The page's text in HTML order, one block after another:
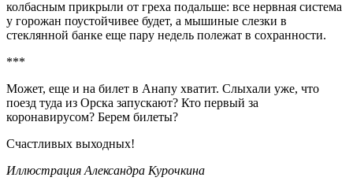
колбасным прикрыли от греха подальше: все нервная система
у горожан поустойчивее будет, а мышиные слезки в
стеклянной банке еще пару недель полежат в сохранности.
***
Может, еще и на билет в Анапу хватит. Слыхали уже, что
поезд туда из Орска запускают? Кто первый за
коронавирусом? Берем билеты?
Счастливых выходных!
Иллюстрация Александра Курочкина